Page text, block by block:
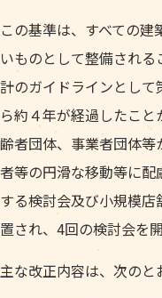
この基準は、すべての
いものとして整備され
計のガイドラインとし
ら約４年が経過したこ
齢者団体、事業者団体
者等の円滑な移動等に
する検討会及び小規模
置され、4回の検討会を
主な改正内容は、次のと